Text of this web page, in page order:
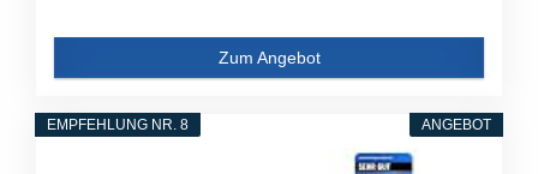
Zum Angebot
ANGEBOT
EMPFEHLUNG NR. 8